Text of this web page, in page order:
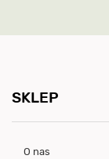
SKLEP
O nas